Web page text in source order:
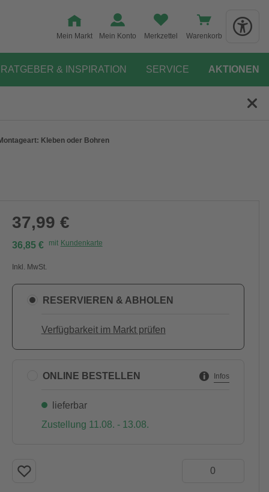
Mein Markt Mein Konto Merkzettel Warenkorb
RATGEBER & INSPIRATION SERVICE AKTIONEN
Kleben oder Bohren
37,99 €
36,85 € mit Kundenkarte
Inkl. MwSt.
RESERVIEREN & ABHOLEN
Verfügbarkeit im Markt prüfen
ONLINE BESTELLEN Infos
lieferbar
Zustellung 11.08. - 13.08.